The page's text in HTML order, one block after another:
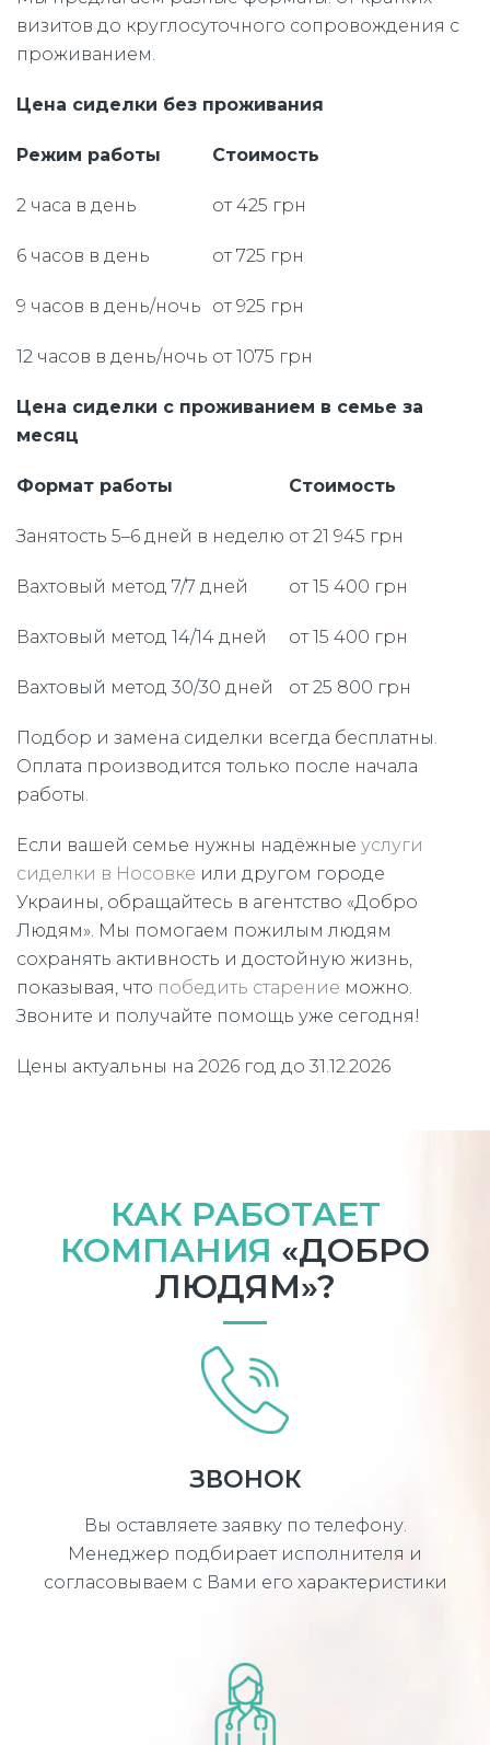
визитов до круглосуточного сопровождения с
проживанием.
Цена сиделки без проживания
Режим работы Стоимость
2 часа в день от 425 грн
6 часов в день от 725 грн
9 часов в день/ночь от 925 грн
12 часов в день/ночь от 1075 грн
Цена сиделки с проживанием в семье за
месяц
Формат работы Стоимость
Занятость 5–6 дней в неделю от 21 945 грн
Вахтовый метод 7/7 дней от 15 400 грн
Вахтовый метод 14/14 дней от 15 400 грн
Вахтовый метод 30/30 дней от 25 800 грн
Подбор и замена сиделки всегда бесплатны.
Оплата производится только после начала
работы.
Если вашей семье нужны надёжные услуги
сиделки в Носовке или другом городе
Украины, обращайтесь в агентство «Добро
Людям». Мы помогаем пожилым людям
сохранять активность и достойную жизнь,
показывая, что победить старение можно.
Звоните и получайте помощь уже сегодня!
Цены актуальны на 2026 год до 31.12.2026
КАК РАБОТАЕТ
КОМПАНИЯ «ДОБРО
ЛЮДЯМ»?
ЗВОНОК
Вы оставляете заявку по телефону.
Менеджер подбирает исполнителя и
согласовываем с Вами его характеристики